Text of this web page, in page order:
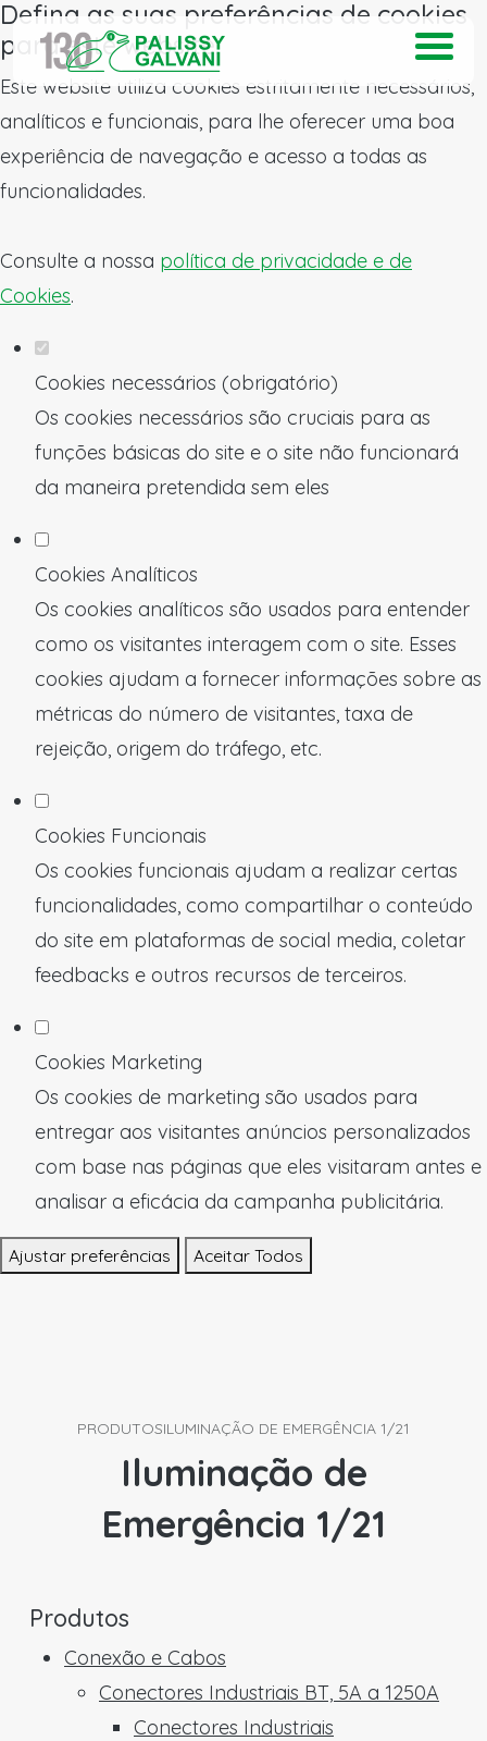
Defina as suas preferências de cookies
para este website.
Este website utiliza cookies estritamente necessários,
analíticos e funcionais, para lhe oferecer uma boa
experiência de navegação e acesso a todas as
funcionalidades.
Consulte a nossa política de privacidade e de
Cookies.
Cookies necessários (obrigatório)
Os cookies necessários são cruciais para as
funções básicas do site e o site não funcionará
da maneira pretendida sem eles
Cookies Analíticos
Os cookies analíticos são usados para entender
como os visitantes interagem com o site. Esses
cookies ajudam a fornecer informações sobre as
métricas do número de visitantes, taxa de
rejeição, origem do tráfego, etc.
Cookies Funcionais
Os cookies funcionais ajudam a realizar certas
funcionalidades, como compartilhar o conteúdo
do site em plataformas de social media, coletar
feedbacks e outros recursos de terceiros.
Cookies Marketing
Os cookies de marketing são usados para
entregar aos visitantes anúncios personalizados
com base nas páginas que eles visitaram antes e
analisar a eficácia da campanha publicitária.
Ajustar preferências Aceitar Todos
PRODUTOSILUMINAÇÃO DE EMERGÊNCIA 1/21
Iluminação de
Emergência 1/21
Produtos
Conexão e Cabos
Conectores Industriais BT, 5A a 1250A
Conectores Industriais